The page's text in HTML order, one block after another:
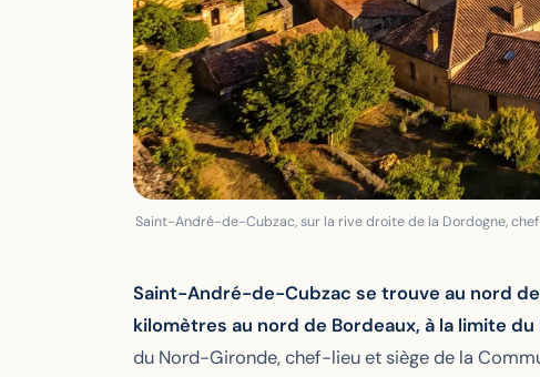
Saint-André-de-Cubzac, sur la rive droite de la Dordogne,
Saint-André-de-Cubzac se trouve au nord
kilomètres au nord de Bordeaux, à la limite
du Nord-Gironde, chef-lieu et siège de la